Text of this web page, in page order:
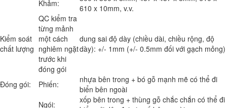
Khảm:
610 x 10mm, v.v.
Kiểm soát
chất lượng
QC kiểm tra
từng mảnh
một cách
nghiêm ngặt
trước khi
đóng gói
dung sai độ dày (chiều dài, chiều rộng, độ
dày): +/- 1mm (+/- 0.5mm đối với gạch mỏng)
Đóng gói: Phiến:
nhựa bên trong + bó gỗ mạnh mẽ có thể đi
biển bên ngoài
Ngói:
xốp bên trong + thùng gỗ chắc chắn có thể đi